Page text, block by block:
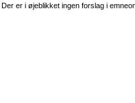
Der er i øjeblikket ingen forslag i